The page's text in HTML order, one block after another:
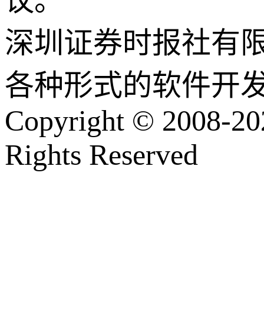
深圳证券时报社有
各种形式的软件开
Copyright © 2008-
Rights Reserved